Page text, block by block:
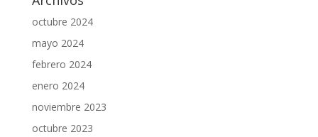
octubre 2024
mayo 2024
febrero 2024
enero 2024
noviembre 2023
octubre 2023